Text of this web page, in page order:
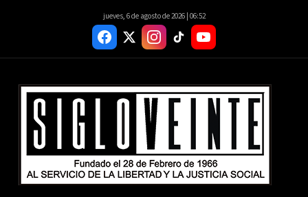
jueves, 6 de agosto de 2026 | 06:52